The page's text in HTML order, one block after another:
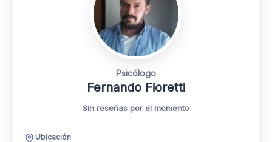
Psicólogo
Fernando Fioretti
Sin reseñas por el momento
Ubicación